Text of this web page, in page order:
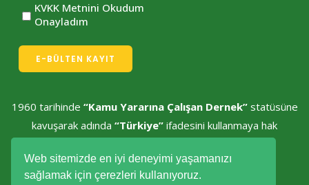
Web sitemizde en iyi deneyimi yaşamanızı
sağlamak için çerezleri kullanıyoruz.
KVKK Metnini Okudum
Onayladım
E-BÜLTEN KAYIT
1960 tarihinde “Kamu Yararına Çalışan Dernek”statüsüne
kavuşarak adında “Türkiye” ifadesini kullanmaya hak